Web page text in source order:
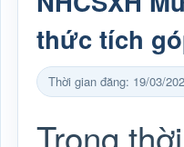
thức tích
Thời gian đăng: 19/03/
Trong